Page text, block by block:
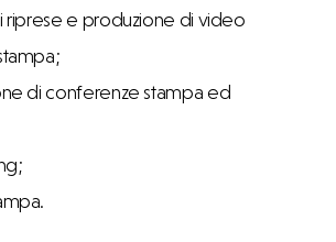
riprese e produzione di video
di conferenze stampa ed